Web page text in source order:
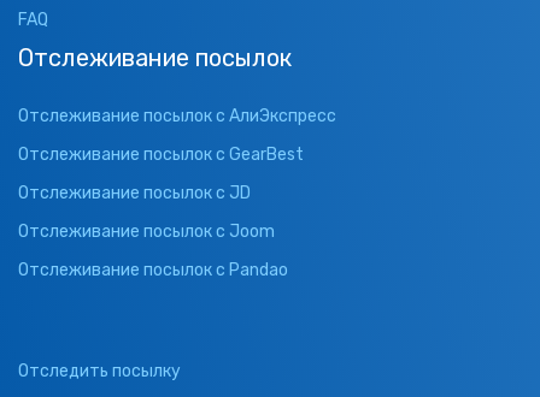
FAQ
Отслеживание посылок
Отслеживание посылок с АлиЭкспресс
Отслеживание посылок с GearBest
Отслеживание посылок с JD
Отслеживание посылок с Joom
Отслеживание посылок с Pandao
Отследить посылку